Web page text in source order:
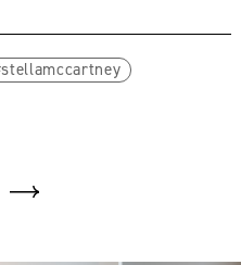
stellamccartney